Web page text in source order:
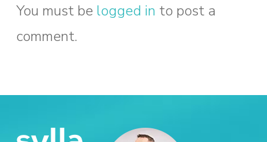
You must be logged in to post a
comment.